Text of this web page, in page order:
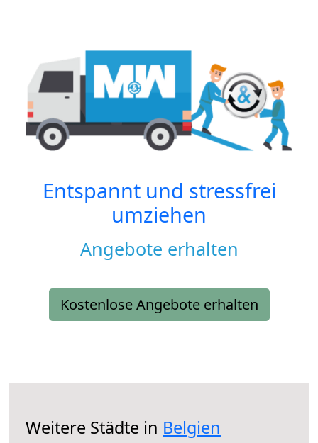
Entspannt und stressfrei
umziehen
Angebote erhalten
Kostenlose Angebote erhalten
Weitere Städte in Belgien